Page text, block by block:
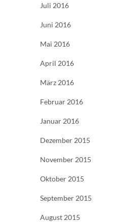
Juli 2016
Juni 2016
Mai 2016
April 2016
März 2016
Februar 2016
Januar 2016
Dezember 2015
November 2015
Oktober 2015
September 2015
August 2015